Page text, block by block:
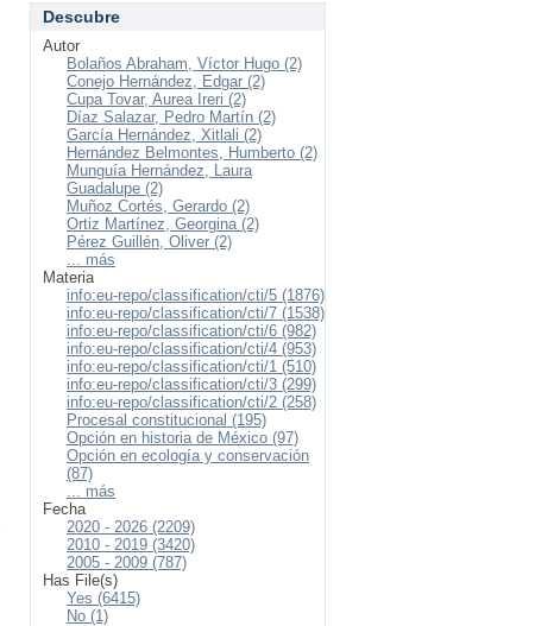
Descubre
Autor
Bolaños Abraham, Víctor Hugo (2)
Conejo Hernández, Edgar (2)
Cupa Tovar, Aurea Ireri (2)
Díaz Salazar, Pedro Martín (2)
García Hernández, Xitlali (2)
Hernández Belmontes, Humberto (2)
Munguía Hernández, Laura
Guadalupe (2)
Muñoz Cortés, Gerardo (2)
Ortiz Martínez, Georgina (2)
Pérez Guillén, Oliver (2)
... más
Materia
info:eu-repo/classification/cti/5 (1876)
info:eu-repo/classification/cti/7 (1538)
info:eu-repo/classification/cti/6 (982)
info:eu-repo/classification/cti/4 (953)
info:eu-repo/classification/cti/1 (510)
info:eu-repo/classification/cti/3 (299)
info:eu-repo/classification/cti/2 (258)
Procesal constitucional (195)
Opción en historia de México (97)
Opción en ecología y conservación
(87)
... más
Fecha
2020 - 2026 (2209)
2010 - 2019 (3420)
2005 - 2009 (787)
Has File(s)
Yes (6415)
No (1)